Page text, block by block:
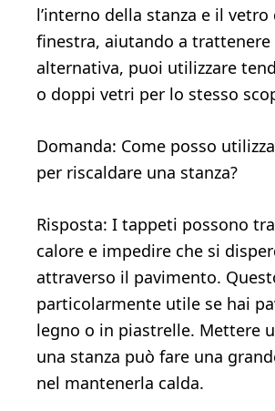
l’interno della stanza e il vetro
finestra, aiutando a trattenere
alternativa, puoi utilizzare
o doppi vetri per lo stesso
Domanda: Come posso
per riscaldare una stanza?
Risposta: I tappeti possono
calore e impedire che si
attraverso il pavimento.
particolarmente utile se hai
legno o in piastrelle. Mettere
una stanza può fare una
nel mantenerla calda.